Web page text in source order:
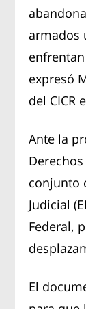
armados
expresó
del CICR
Ante la
Derechos
conjunto
Judicial
Federal,
El